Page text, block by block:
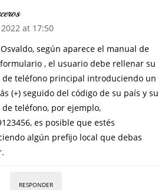
at 17:50
según aparece el manual de
, el usuario debe rellenar su
de teléfono principal introduciendo un
(+) seguido del código de su país y su
teléfono, por ejemplo,
es posible que estés
algún prefijo local que debas
RESPONDER